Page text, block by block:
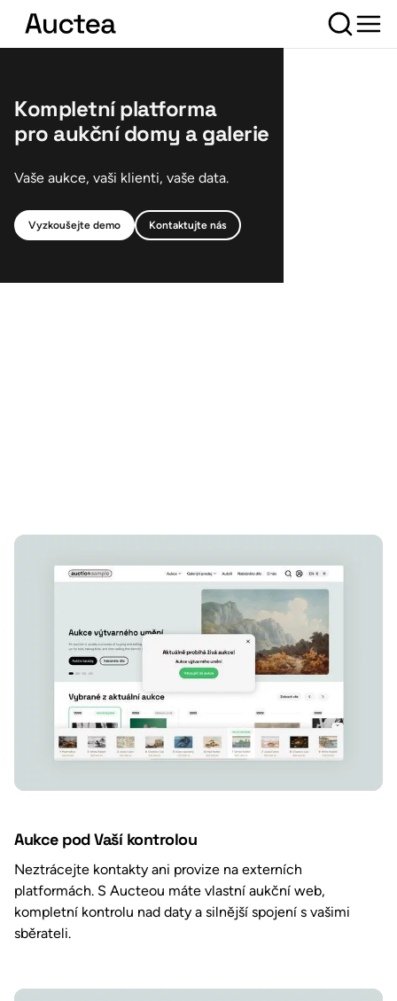
Kompletní platforma
pro aukční domy a galerie
Vaše aukce, vaši klienti, vaše data.
Vyzkoušejte demo Kontaktujte nás
Aukce pod Vaší kontrolou
Neztrácejte kontakty ani provize na externích
platformách. S Aucteou máte vlastní aukční web,
kompletní kontrolu nad daty a silnější spojení s vašimi
sběrateli.